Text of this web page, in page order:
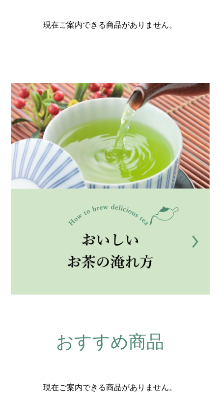
現在ご案内できる商品がありません。
おすすめ商品
現在ご案内できる商品がありません。